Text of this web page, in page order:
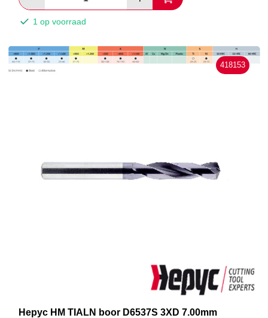
1 op voorraad
418153
Hepyc HM TIALN boor D6537S 3XD 7.00mm